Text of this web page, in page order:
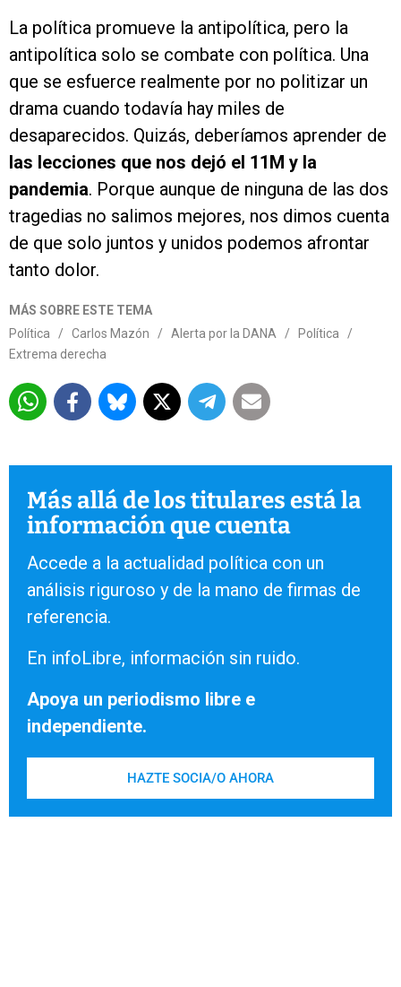
La política promueve la antipolítica, pero la
antipolítica solo se combate con política. Una
que se esfuerce realmente por no politizar un
drama cuando todavía hay miles de
desaparecidos. Quizás, deberíamos aprender de
las lecciones que nos dejó el 11M y la
pandemia. Porque aunque de ninguna de las dos
tragedias no salimos mejores, nos dimos cuenta
de que solo juntos y unidos podemos afrontar
tanto dolor.
MÁS SOBRE ESTE TEMA
Política
/ Carlos Mazón / Alerta por la DANA / Política
/
Extrema derecha
Más allá de los titulares está la
información que cuenta
Accede a la actualidad política con un
análisis riguroso y de la mano de firmas de
referencia.
En infoLibre, información sin ruido.
Apoya un periodismo libre e
independiente.
HAZTE SOCIA/O AHORA